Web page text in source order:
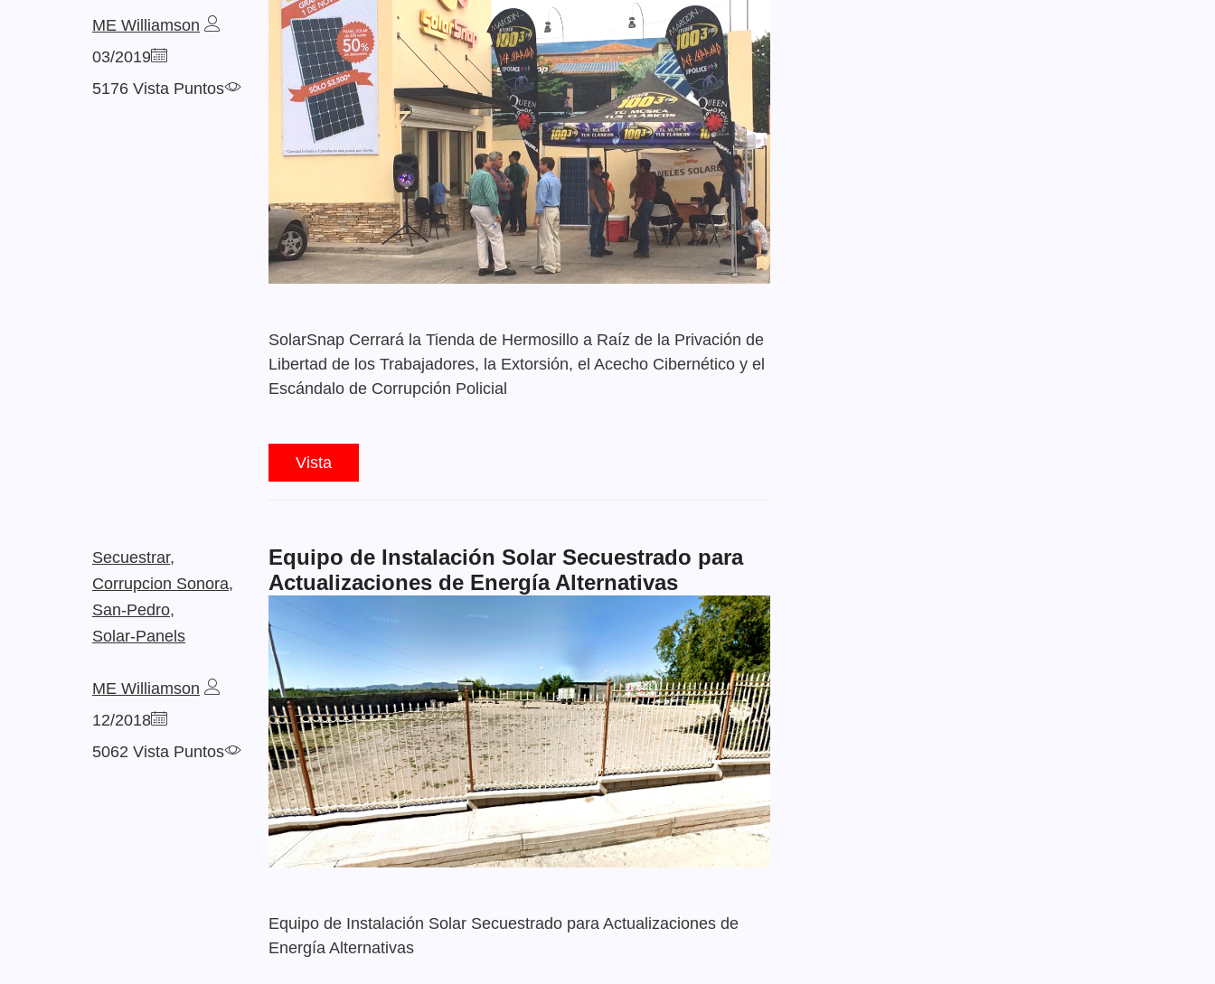
ME Williamson
03/2019
5176 Vista Puntos
SolarSnap Cerrará la Tienda de Hermosillo a Raíz de la Privación de
Libertad de los Trabajadores, la Extorsión, el Acecho Cibernético y el
Escándalo de Corrupción Policial
Vista
Secuestrar,
Corrupcion Sonora,
San-Pedro,
Solar-Panels
ME Williamson
12/2018
5062 Vista Puntos
Equipo de Instalación Solar Secuestrado para
Actualizaciones de Energía Alternativas
Equipo de Instalación Solar Secuestrado para Actualizaciones de
Energía Alternativas